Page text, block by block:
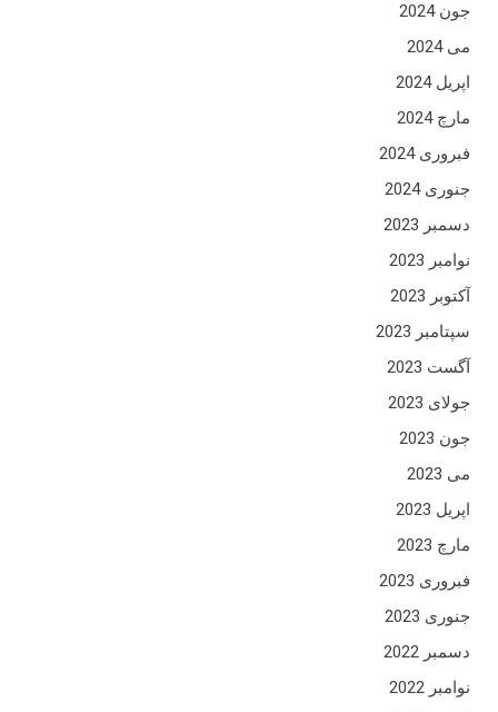
جون 2024
می 2024
اپریل 2024
مارچ 2024
فبروری 2024
جنوری 2024
دسمبر 2023
نوامبر 2023
آکتوبر 2023
سپتامبر 2023
آگست 2023
جولای 2023
جون 2023
می 2023
اپریل 2023
مارچ 2023
فبروری 2023
جنوری 2023
دسمبر 2022
نوامبر 2022